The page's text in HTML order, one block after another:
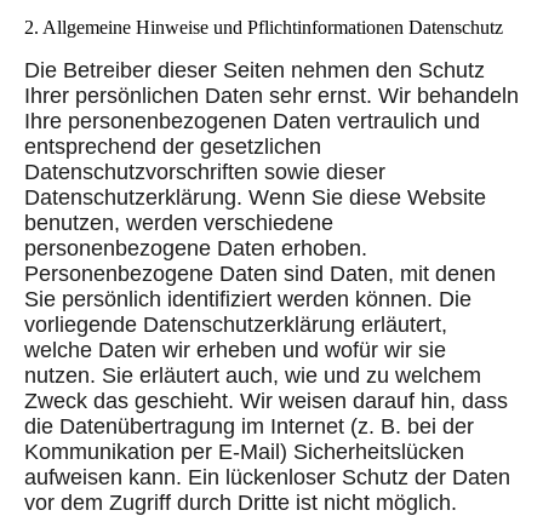
2. Allgemeine Hinweise und Pflichtinformationen Datenschutz
Die Betreiber dieser Seiten nehmen den Schutz
Ihrer persönlichen Daten sehr ernst. Wir behandeln
Ihre personenbezogenen Daten vertraulich und
entsprechend der gesetzlichen
Datenschutzvorschriften sowie dieser
Datenschutzerklärung. Wenn Sie diese Website
benutzen, werden verschiedene
personenbezogene Daten erhoben.
Personenbezogene Daten sind Daten, mit denen
Sie persönlich identifiziert werden können. Die
vorliegende Datenschutzerklärung erläutert,
welche Daten wir erheben und wofür wir sie
nutzen. Sie erläutert auch, wie und zu welchem
Zweck das geschieht. Wir weisen darauf hin, dass
die Datenübertragung im Internet (z. B. bei der
Kommunikation per E-Mail) Sicherheitslücken
aufweisen kann. Ein lückenloser Schutz der Daten
vor dem Zugriff durch Dritte ist nicht möglich.